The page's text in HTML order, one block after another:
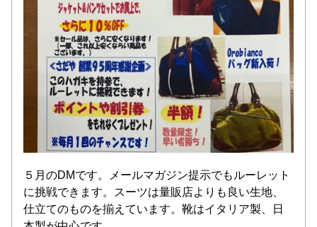
５月のDMです。メールマガジン提示でもルーレット
に挑戦できます。スーツは量販店よりも良い生地、
仕立てのものを揃えています。靴はイタリア製、日